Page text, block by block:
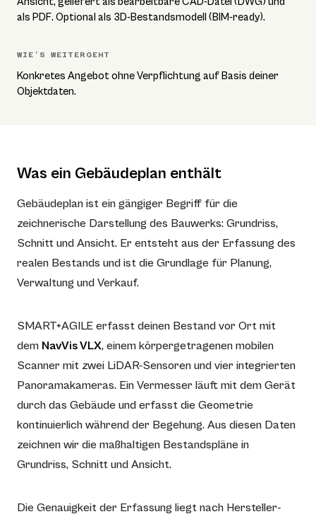
als PDF. Optional als 3D-Bestandsmodell (BIM-ready).
WIE’S WEITERGEHT
Konkretes Angebot ohne Verpflichtung auf Basis deiner
Objektdaten.
Was ein Gebäudeplan enthält
Gebäudeplan ist ein gängiger Begriff für die
zeichnerische Darstellung des Bauwerks: Grundriss,
Schnitt und Ansicht. Er entsteht aus der Erfassung des
realen Bestands und ist die Grundlage für Planung,
Verwaltung und Verkauf.
SMART+AGILE erfasst deinen Bestand vor Ort mit
dem NavVis VLX, einem körpergetragenen mobilen
Scanner mit zwei LiDAR-Sensoren und vier integrierten
Panoramakameras. Ein Vermesser läuft mit dem Gerät
durch das Gebäude und erfasst die Geometrie
kontinuierlich während der Begehung. Aus diesen Daten
zeichnen wir die maßhaltigen Bestandspläne in
Grundriss, Schnitt und Ansicht.
Die Genauigkeit der Erfassung liegt nach Hersteller-